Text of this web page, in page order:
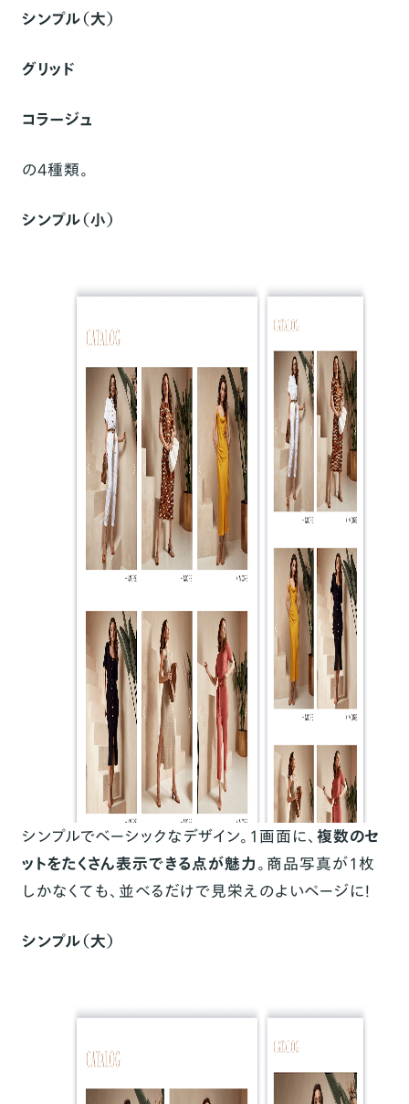
シンプル（大）
グリッド
コラージュ
の4種類。
シンプル（小）
シンプルでベーシックなデザイン。1画面に、 複数のセ
ットをたくさん表示できる点が魅力。商品写真が1枚
しかなくても、並べるだけで見栄えのよいページに！
シンプル（大）